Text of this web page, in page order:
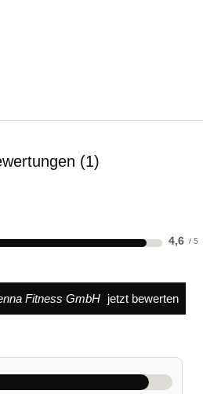
1
4,6
Fitness GmbH jetzt bewerten